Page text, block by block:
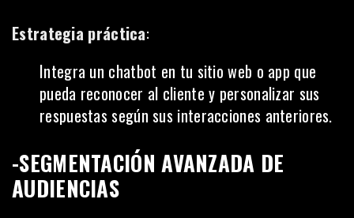
Estrategia práctica:
Integra un chatbot en tu sitio web o app que
pueda reconocer al cliente y personalizar sus
respuestas según sus interacciones anteriores.
-SEGMENTACIÓN AVANZADA DE
AUDIENCIAS